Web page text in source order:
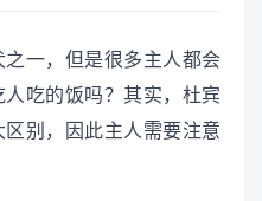
一，但是很多主人都会
吃的饭吗？其实，杜宾
别，因此主人需要注意